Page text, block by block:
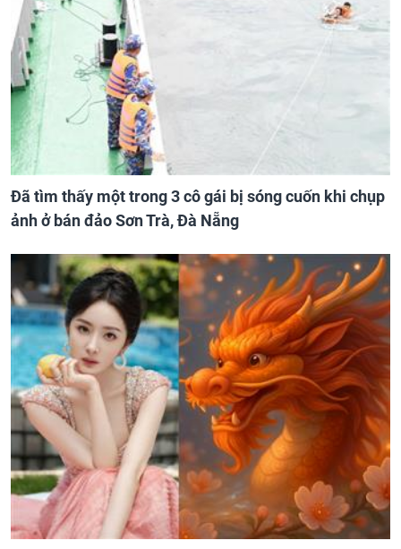
Đã tìm thấy một trong 3 cô gái bị sóng cuốn khi chụp
ảnh ở bán đảo Sơn Trà, Đà Nẵng